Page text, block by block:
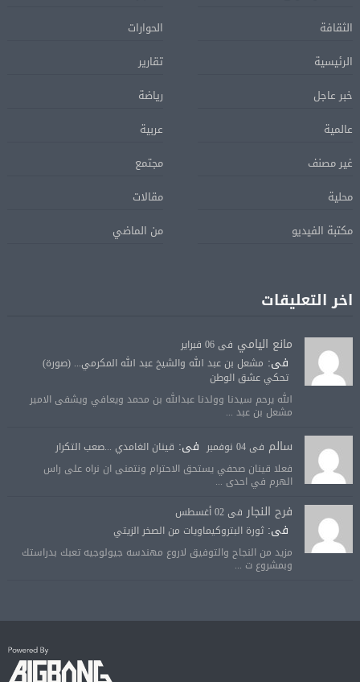
الثقافة
الحوارات
الرئيسية
تقارير
خبر عاجل
رياضة
عالمية
عربية
غير مصنف
مجتمع
محلية
مقالات
مكتبة الفيديو
من الماضي
اخر التعليقات
مانع اليامي فى 06 فبراير
فى: مشعل بن عبد الله والشيخ عبد الله المكرمي... (صورة)
تحكي عشق الوطن
الله يرحم سيدنا وولدنا عبدالله بن محمد ويعافي ويشفى الامير
مشعل بن عبد ...
سالم فى 04 نوفمبر فى: قينان الغامدي ...صعب التكرار
فعلا قينان صحفي يستحق الاحترام ونتمنى ان نراه على راس
الهرم في احدى ...
فرح النجار فى 02 أغسطس
فى:ثورة البتروكيماويات من الصخر الزيتي
مزيد من النجاح والتوفيق لاروع مهندسه جيولوجيه تعبك بدراستك
وبمشروع ت ...